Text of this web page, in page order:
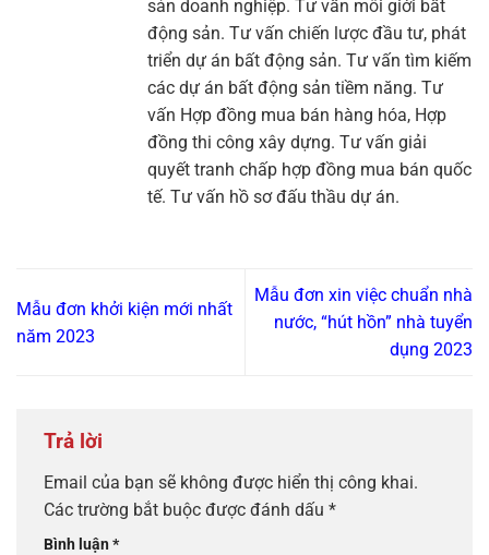
sản doanh nghiệp. Tư vấn môi giới bất
động sản. Tư vấn chiến lược đầu tư, phát
triển dự án bất động sản. Tư vấn tìm kiếm
các dự án bất động sản tiềm năng. Tư
vấn Hợp đồng mua bán hàng hóa, Hợp
đồng thi công xây dựng. Tư vấn giải
quyết tranh chấp hợp đồng mua bán quốc
tế. Tư vấn hồ sơ đấu thầu dự án.
Mẫu đơn khởi kiện mới nhất
năm 2023
Mẫu đơn xin việc chuẩn nhà
nước, “hút hồn” nhà tuyển
dụng 2023
Trả lời
Email của bạn sẽ không được hiển thị công khai.
Các trường bắt buộc được đánh dấu *
Bình luận*